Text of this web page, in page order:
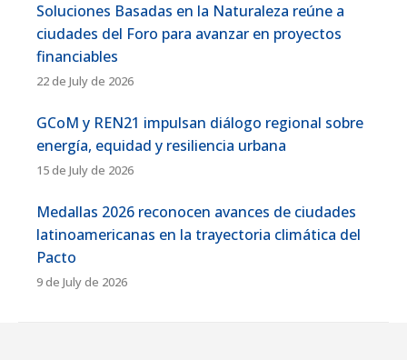
Soluciones Basadas en la Naturaleza reúne a
ciudades del Foro para avanzar en proyectos
financiables
22 de July de 2026
GCoM y REN21 impulsan diálogo regional sobre
energía, equidad y resiliencia urbana
15 de July de 2026
Medallas 2026 reconocen avances de ciudades
latinoamericanas en la trayectoria climática del
Pacto
9 de July de 2026